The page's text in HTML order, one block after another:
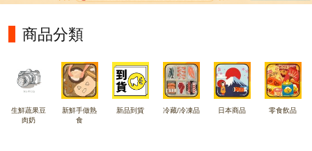
商品分類
生鮮蔬果豆
肉奶
新鮮手做熟
食
新品到貨 冷藏/冷凍品 日本商品 零食飲品